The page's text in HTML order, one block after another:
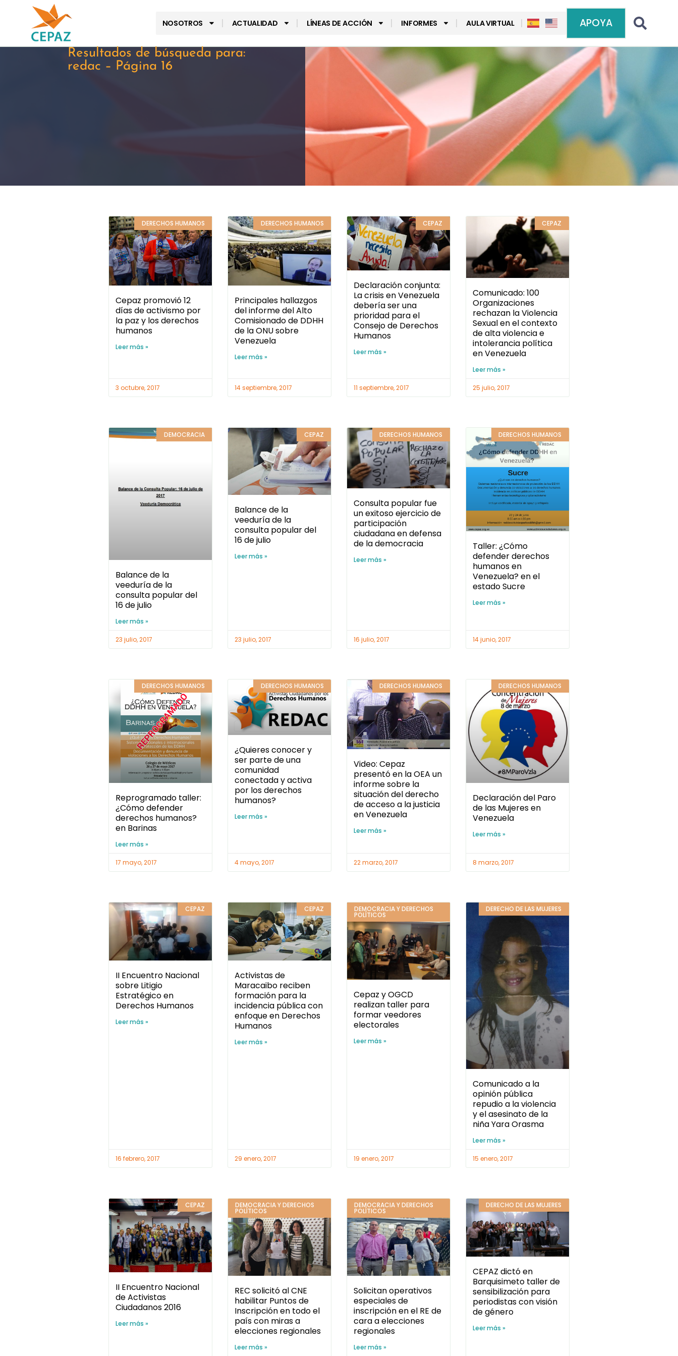
NOSOTROS ACTUALIDAD LÍNEAS DE ACCIÓN INFORMES AULA VIRTUAL APOYA
Resultados de búsqueda para:
redac – Página 16
DERECHOS HUMANOS
Cepaz promovió 12
días de activismo por
la paz y los derechos
humanos
Leer más »
DERECHOS HUMANOS
Principales hallazgos
del informe del Alto
Comisionado de DDHH
de la ONU sobre
Venezuela
Leer más »
CEPAZ
Declaración conjunta:
La crisis en Venezuela
debería ser una
prioridad para el
Consejo de Derechos
Humanos
Leer más »
CEPAZ
Comunicado: 100
Organizaciones
rechazan la Violencia
Sexual en el contexto
de alta violencia e
intolerancia política
en Venezuela
Leer más »
25 julio, 2017
veeduría de la
consulta popular del
16 de julio
Leer más »
23 julio, 2017
Balance de la
veeduría de la
consulta popular del
16 de julio
Leer más »
Consulta popular fue
participación
ciudadana en defensa
de la democracia
Leer más »
16 julio, 2017
DERECHOS HUMANOS
Taller: ¿Cómo
defender derechos
humanos en
Venezuela? en el
estado Sucre
Leer más »
Reprogramado taller:
¿Cómo defender
derechos humanos?
en Barinas
Leer más »
ser parte de una
comunidad
conectada y activa
por los derechos
humanos?
4 mayo, 2017
Video: Cepaz
presentó en la OEA un
informe sobre la
situación del derecho
de acceso a la justicia
en Venezuela
Leer más »
22 marzo, 2017
Declaración del Paro
Venezuela
Leer más »
8 marzo, 2017
II Encuentro Nacional
sobre Litigio
Estratégico en
Derechos Humanos
Leer más »
16 febrero, 2017
Activistas de
incidencia pública con
enfoque en Derechos
Humanos
Leer más »
29 enero, 2017
DEMOCRACIA Y DERECHOS
Cepaz y OGCD
realizan taller para
formar veedores
electorales
Leer más »
19 enero, 2017
Comunicado a la
opinión pública
y el asesinato de la
niña Yara Orasma
Leer más »
15 enero, 2017
de Activistas
Ciudadanos 2016
11 diciembre, 2016
DEMOCRACIA Y DERECHOS
POLÍTICOS
3 diciembre, 2016
DEMOCRACIA Y DERECHOS
POLÍTICOS
Leer más »
CEPAZ dictó en
Barquisimeto taller de
periodistas con visión
de género
Leer más »
27 noviembre, 2016
« Anterior 16 17 Siguiente »